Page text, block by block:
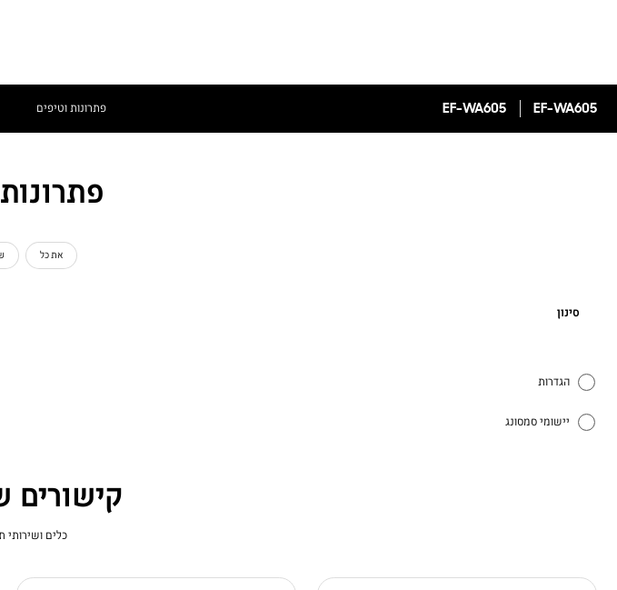
EF-WA605
EF-WA605 פתרונות וטיפים
את כל
סינון
הגדרות
יישומי סמסונג
קישורים
כלים ושירותי